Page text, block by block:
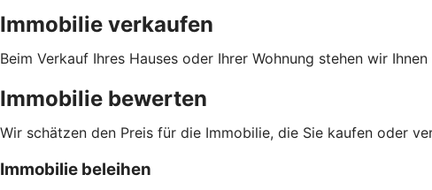
Immobilie verkaufen
Beim Verkauf Ihres Hauses oder Ihrer Wohnung stehen wir
Immobilie bewerten
Wir schätzen den Preis für die Immobilie, die Sie kaufen oder
Immobilie beleihen